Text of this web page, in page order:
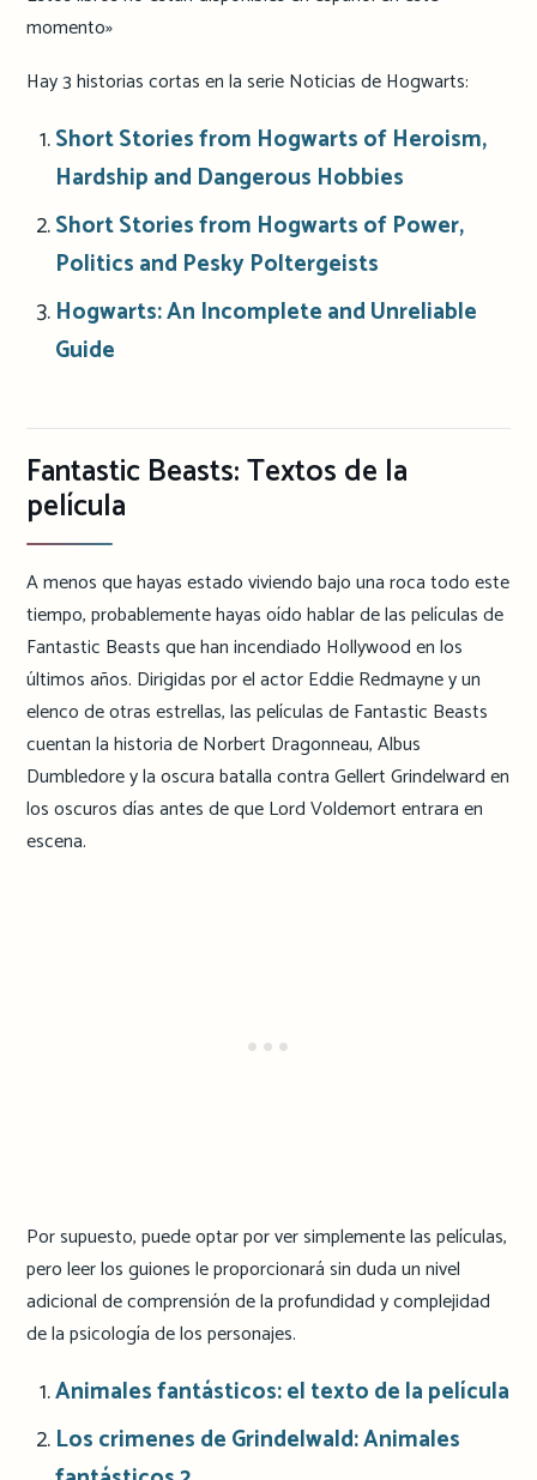
momento»
Hay 3 historias cortas en la serie Noticias de Hogwarts:
Short Stories from Hogwarts of Heroism,
Hardship and Dangerous Hobbies
Short Stories from Hogwarts of Power,
Politics and Pesky Poltergeists
Hogwarts: An Incomplete and Unreliable
Guide
Fantastic Beasts: Textos de la
película
A menos que hayas estado viviendo bajo una roca todo este
tiempo, probablemente hayas oído hablar de las películas de
Fantastic Beasts que han incendiado Hollywood en los
últimos años. Dirigidas por el actor Eddie Redmayne y un
elenco de otras estrellas, las películas de Fantastic Beasts
cuentan la historia de Norbert Dragonneau, Albus
Dumbledore y la oscura batalla contra Gellert Grindelward en
los oscuros días antes de que Lord Voldemort entrara en
escena.
Por supuesto, puede optar por ver simplemente las películas,
pero leer los guiones le proporcionará sin duda un nivel
adicional de comprensión de la profundidad y complejidad
de la psicología de los personajes.
Animales fantásticos: el texto de la película
Los crimenes de Grindelwald: Animales